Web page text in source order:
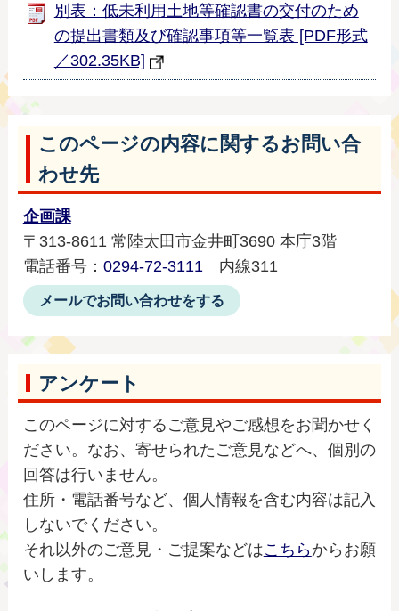
別表：低未利用土地等確認書の交付のため
の提出書類及び確認事項等一覧表 [PDF形式
／302.35KB]
このページの内容に関するお問い合
わせ先
企画課
〒313-8611 常陸太田市金井町3690 本庁3階
電話番号： 0294-72-3111 内線311
メールでお問い合わせをする
アンケート
このページに対するご意見やご感想をお聞かせく
ださい。なお、寄せられたご意見などへ、個別の
回答は行いません。
住所・電話番号など、個人情報を含む内容は記入
しないでください。
それ以外のご意見・ご提案などはこちらからお願
いします。